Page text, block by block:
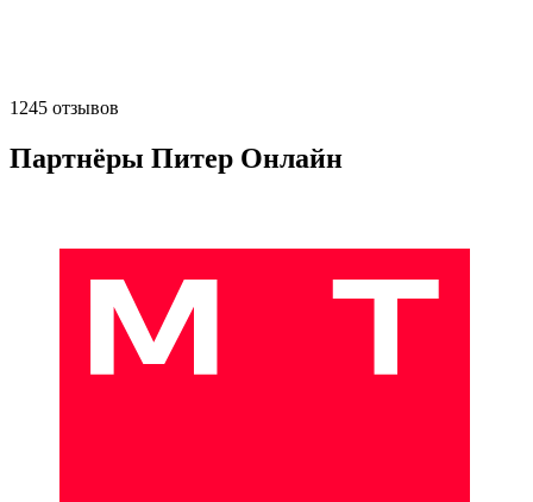
1245 отзывов
Партнёры Питер Онлайн